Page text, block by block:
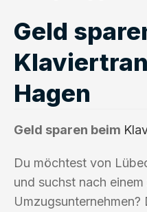
Geld
Hagen
Geld sparen beim
Du möchtest von
und suchst nach